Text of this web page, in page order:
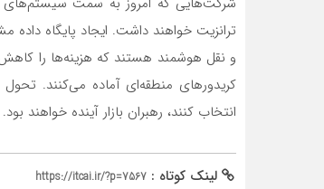
ترانزیت خواهند داشت. ایجاد پایگاه
و نقل هوشمند هستند که هزینه‌ها را
کریدورهای منطقه‌ای آماده می‌کنند.
انتخاب کنند، رهبران بازار آینده خواهند بود.
لینک کوتاه : https://itcai.ir/?p=7567